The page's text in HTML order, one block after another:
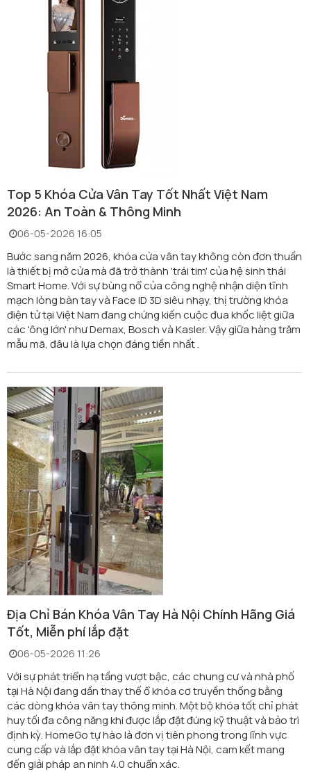
Top 5 Khóa Cửa Vân Tay Tốt Nhất Việt Nam
2026: An Toàn & Thông Minh
06-05-2026 16:05
Bước sang năm 2026, khóa cửa vân tay không còn đơn thuần
là thiết bị mở cửa mà đã trở thành 'trái tim' của hệ sinh thái
Smart Home. Với sự bùng nổ của công nghệ nhận diện tĩnh
mạch lòng bàn tay và Face ID 3D siêu nhạy, thị trường khóa
điện tử tại Việt Nam đang chứng kiến cuộc đua khốc liệt giữa
các 'ông lớn' như Demax, Bosch và Kasler. Vậy giữa hàng trăm
mẫu mã, đâu là lựa chọn đáng tiền nhất .
Địa Chỉ Bán Khóa Vân Tay Hà Nội Chính Hãng Giá
Tốt, Miễn phí lắp đặt
06-05-2026 11:26
Với sự phát triển hạ tầng vượt bậc, các chung cư và nhà phố
tại Hà Nội đang dần thay thế ổ khóa cơ truyền thống bằng
các dòng khóa vân tay thông minh. Một bộ khóa tốt chỉ phát
huy tối đa công năng khi được lắp đặt đúng kỹ thuật và bảo trì
định kỳ. HomeGo tự hào là đơn vị tiên phong trong lĩnh vực
cung cấp và lắp đặt khóa vân tay tại Hà Nội, cam kết mang
đến giải pháp an ninh 4.0 chuẩn xác.